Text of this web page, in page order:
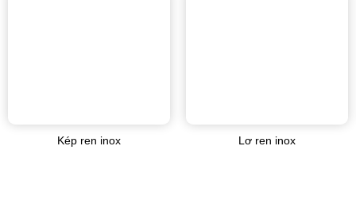
Kép ren inox Lơ ren inox